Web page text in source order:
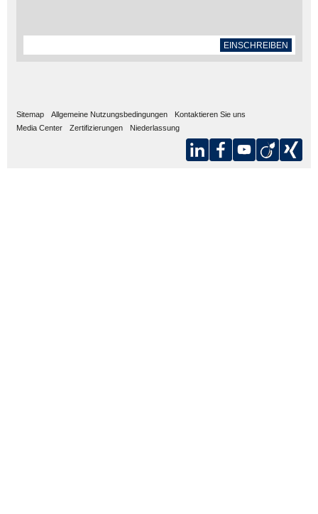
EINSCHREIBEN
Sitemap Allgemeine Nutzungsbedingungen
Kontaktieren Sie uns
Media Center
Zertifizierungen Niederlassung